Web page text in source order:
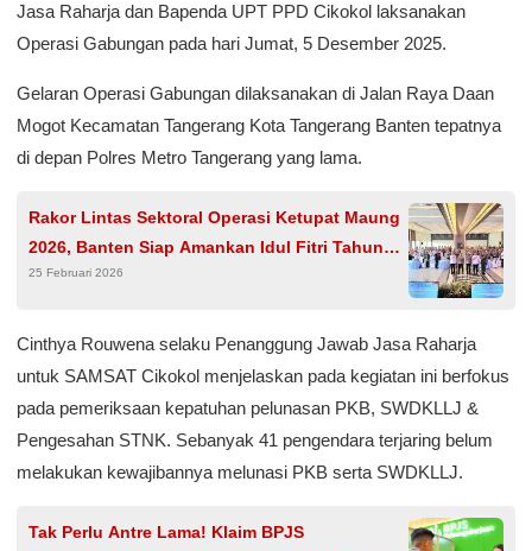
Jasa Raharja dan Bapenda UPT PPD Cikokol laksanakan
Operasi Gabungan pada hari Jumat, 5 Desember 2025.
Gelaran Operasi Gabungan dilaksanakan di Jalan Raya Daan
Mogot Kecamatan Tangerang Kota Tangerang Banten tepatnya
di depan Polres Metro Tangerang yang lama.
Rakor Lintas Sektoral Operasi Ketupat Maung
2026, Banten Siap Amankan Idul Fitri Tahun
2026
25 Februari 2026
Cinthya Rouwena selaku Penanggung Jawab Jasa Raharja
untuk SAMSAT Cikokol menjelaskan pada kegiatan ini berfokus
pada pemeriksaan kepatuhan pelunasan PKB, SWDKLLJ &
Pengesahan STNK. Sebanyak 41 pengendara terjaring belum
melakukan kewajibannya melunasi PKB serta SWDKLLJ.
Tak Perlu Antre Lama! Klaim BPJS